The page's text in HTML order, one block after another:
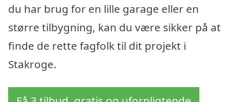
du har brug for en lille garage eller en
større tilbygning, kan du være sikker på at
finde de rette fagfolk til dit projekt i
Stakroge.